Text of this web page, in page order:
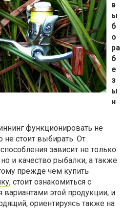
в
ы
б
о
ра
б
е
з
ы
н
функционировать не
стоит выбирать. От
зависит не только
и качество рыбалки, а также
прежде чем купить
, стоит ознакомиться с
этой продукции, и
ориентируясь также на